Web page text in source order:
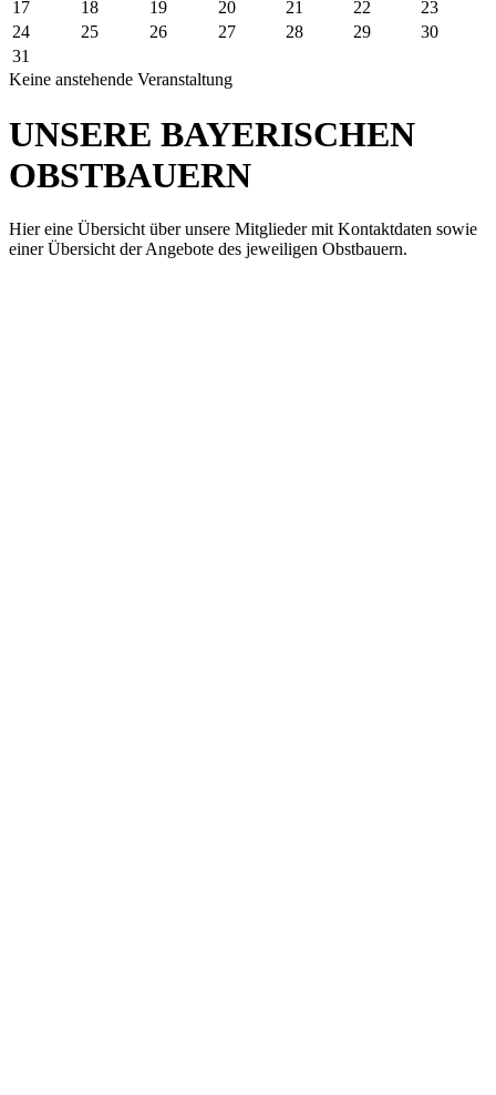
17 18 19 20 21 22
23
24
25 26 27 28 29
30
31
Keine anstehende Veranstaltung
UNSERE BAYERISCHEN
OBSTBAUERN
Hier eine Übersicht über unsere Mitglieder mit Kontaktdaten sowie
einer Übersicht der Angebote des jeweiligen Obstbauern.